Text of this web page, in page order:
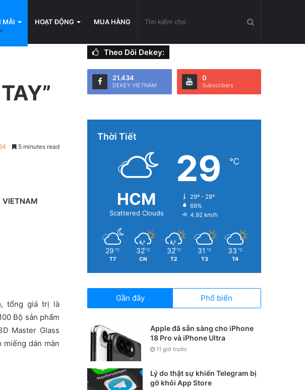
MÃI HOẠT ĐỘNG MUA HÀNG
5 minutes read
VIETNAM
tổng giá trị là
Bộ sản phẩm
Master Glass
miếng dán màn
Theo Dõi Dekey:
21.434
DEKEY VIETNAM
0
Subscribers
Thời Tiết
HCM
Scattered Clouds
29 ℃
29º - 28º
69%
4.92 km/h
29 ℃
T7
32 ℃
CN
32 ℃
T2
31 ℃
T3
33 ℃
T4
Gần đây Phổ biến
Apple đã sẵn sàng cho iPhone
18 Pro và iPhone Ultra
11 giờ trước
Lý do thật sự khiến Telegram bị
gỡ khỏi App Store